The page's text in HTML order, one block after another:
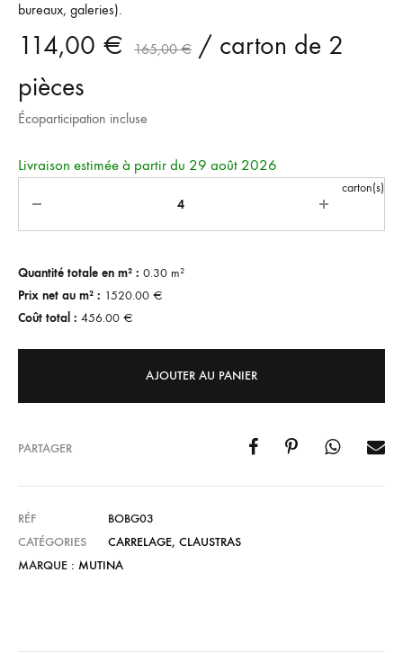
bureaux, galeries).
114,00 € 165,00€ / carton de 2
pièces
Écoparticipation incluse
Livraison estimée à partir du 29 août 2026
carton(s)
Quantité totale en m² : 0.30 m²
Prix net au m² : 1520.00 €
Coût total : 456.00 €
AJOUTER AU PANIER
PARTAGER
RÉF
BOBG03
CATÉGORIES
CARRELAGE, CLAUSTRAS
MARQUE : MUTINA